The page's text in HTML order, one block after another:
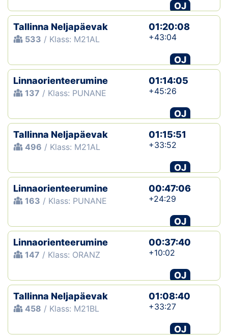
OJ
Tallinna Neljapäevak
533 / Klass: M21AL
01:20:08
+43:04
OJ
Linnaorienteerumine
137 / Klass: PUNANE
01:14:05
+45:26
OJ
Tallinna Neljapäevak
496 / Klass: M21AL
01:15:51
+33:52
OJ
Linnaorienteerumine
163 / Klass: PUNANE
00:47:06
+24:29
OJ
Linnaorienteerumine
147 / Klass: ORANZ
00:37:40
+10:02
OJ
Tallinna Neljapäevak
458 / Klass: M21BL
01:08:40
+33:27
OJ